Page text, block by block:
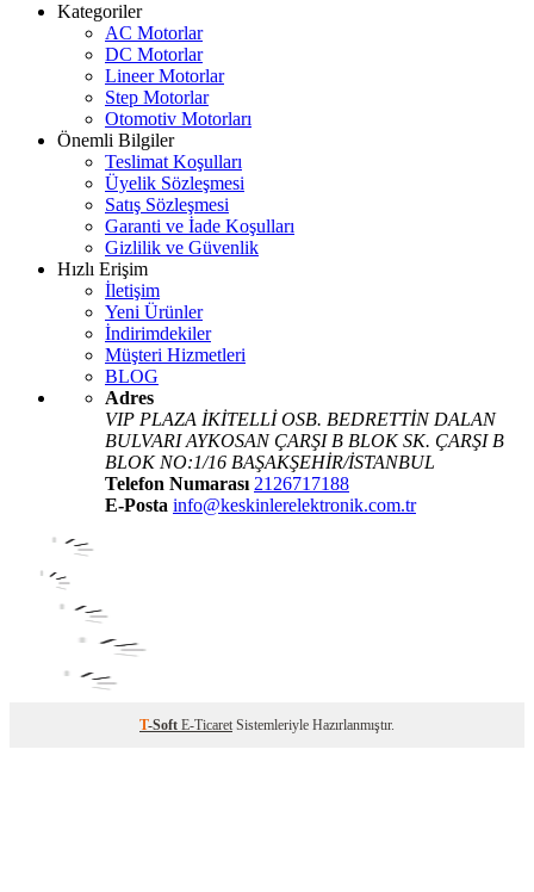
Kategoriler
AC Motorlar
DC Motorlar
Lineer Motorlar
Step Motorlar
Otomotiv Motorları
Önemli Bilgiler
Teslimat Koşulları
Üyelik Sözleşmesi
Satış Sözleşmesi
Garanti ve İade Koşulları
Gizlilik ve Güvenlik
Hızlı Erişim
İletişim
Yeni Ürünler
İndirimdekiler
Müşteri Hizmetleri
BLOG
Adres
VIP PLAZA İKİTELLİ OSB. BEDRETTİN DALAN
BULVARI AYKOSAN ÇARŞI B BLOK SK. ÇARŞI B
BLOK NO:1/16 BAŞAKŞEHİR/İSTANBUL
Telefon Numarası 2126717188
E-Posta info@keskinlerelektronik.com.tr
T-Soft E-Ticaret Sistemleriyle Hazırlanmıştır.